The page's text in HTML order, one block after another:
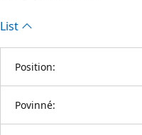
List
Position:
Povinné: